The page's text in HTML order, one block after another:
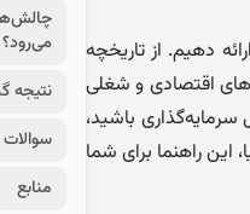
دهیم. از تاریخچه
اقتصادی و شغلی
باشید،
راهنما برای شما
می‌رود؟
نتیجه
منابع